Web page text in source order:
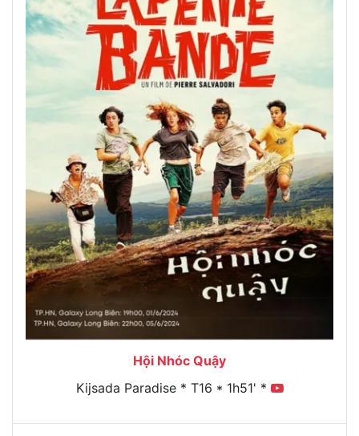
Hội Nhóc Quậy
Kijsada Paradise * T16 * 1h51' *